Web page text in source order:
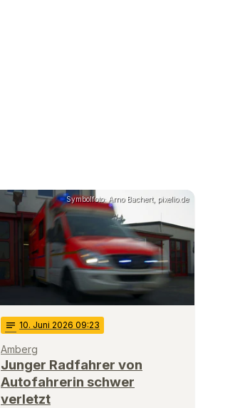
Symbolfoto: Arno Bachert, pixelio.de
notes 10. Juni 2026 09:23
Amberg
Junger Radfahrer von
Autofahrerin schwer
verletzt